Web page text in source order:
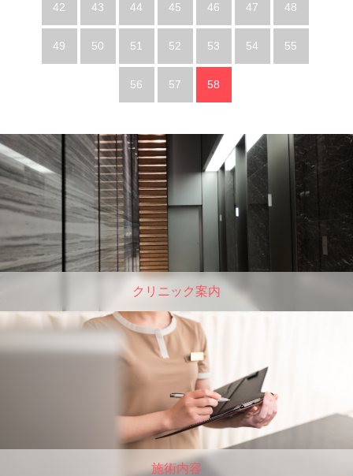
42 43 44 45 46 47 48
49 50 51 52 53 54 55
56 57 58
クリニック案内
施術内容